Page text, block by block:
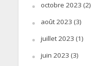
octobre 2023 (2)
août 2023 (3)
juillet 2023 (1)
juin 2023 (3)